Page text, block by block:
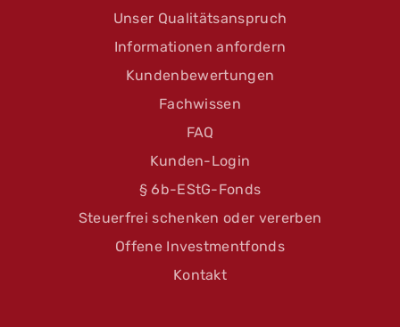
Ihre Nachricht an uns
Straße und Haus-Nr.*
Geburtsdatum*
Unser Qualitätsanspruch
Informationen anfordern
Kundenbewertungen
Fachwissen
FAQ
Kunden-Login
§ 6b-EStG-Fonds
Steuerfrei schenken oder vererben
Offene Investmentfonds
Kontakt